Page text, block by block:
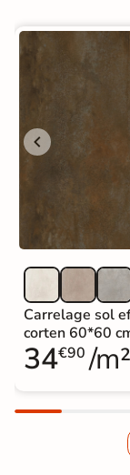
Carrelage sol
corten 60*60
34€90 /m²